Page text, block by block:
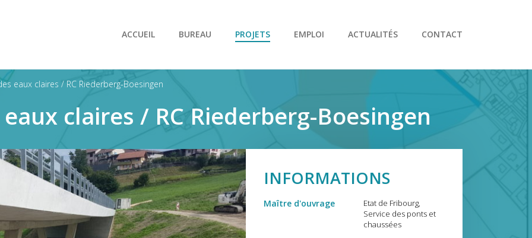
ACCUEIL BUREAU PROJETS EMPLOI ACTUALITÉS CONTACT
eaux claires / RC Riederberg-Boesingen
claires / RC Riederberg-Boesingen
INFORMATIONS
Maître d'ouvrage
Etat de Fribourg,
Service des ponts et
chaussées